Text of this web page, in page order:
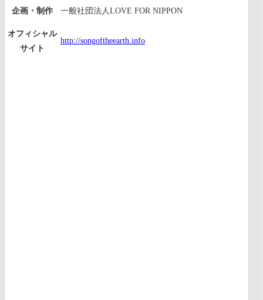
企画・制作 一般社団法人LOVE FOR NIPPON
オフィシャル
サイト
http://songoftheearth.info